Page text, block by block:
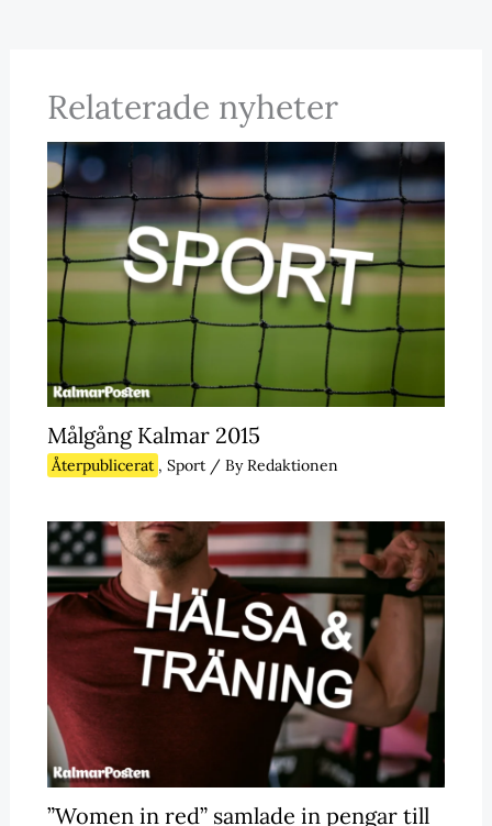
Relaterade nyheter
Målgång Kalmar 2015
Återpublicerat , Sport/ ByRedaktionen
”Women in red” samlade in pengar till